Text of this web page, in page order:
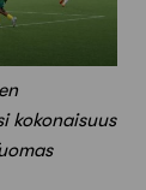
kokonaisuus